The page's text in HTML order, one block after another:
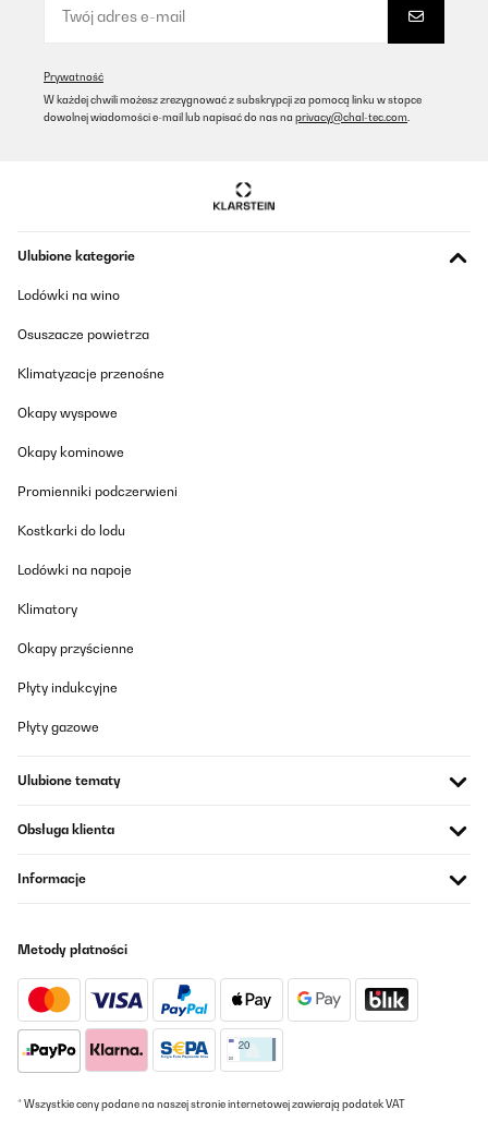
Prywatność
W każdej chwili możesz zrezygnować z subskrypcji za pomocą linku w stopce
dowolnej wiadomości e-mail lub napisać do nas na privacy@chal-tec.com
Ulubione kategorie
Lodówki na wino
Osuszacze powietrza
Klimatyzacje przenośne
Okapy wyspowe
Okapy kominowe
Promienniki podczerwieni
Kostkarki do lodu
Lodówki na napoje
Klimatory
Okapy przyścienne
Płyty indukcyjne
Płyty gazowe
Ulubione tematy
Obsługa klienta
Informacje
Metody płatności
* Wszystkie ceny podane na naszej stronie internetowej zawierają podatek VAT